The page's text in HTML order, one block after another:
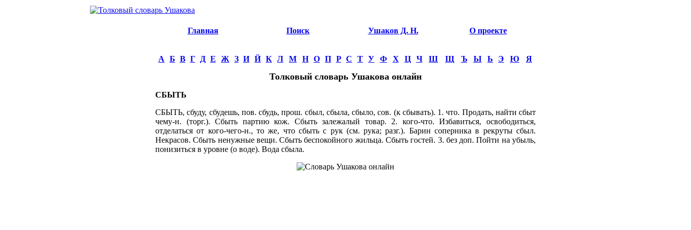
Главная Поиск Ушаков Д. Н. О проекте
А Б В Г Д Е Ж З И Й К Л М Н О П Р С Т У Ф Х Ц Ч Ш Щ Ъ Ы Ь Э Ю Я
Толковый словарь Ушакова онлайн
СБЫТЬ
СБЫТЬ, сбуду, сбудешь, пов. сбудь, прош. сбыл, сбыла, сбыло, сов. (к сбывать). 1. что. Продать, найти сбыт
чему-н. (торг.). Сбыть партию кож. Сбыть залежалый товар. 2. кого-что. Избавиться, освободиться,
отделаться от кого-чего-н., то же, что сбыть с рук (см. рука; разг.). Барин соперника в рекруты сбыл.
Некрасов. Сбыть ненужные вещи. Сбыть беспокойного жильца. Сбыть гостей. 3. без доп. Пойти на убыль,
понизиться в уровне (о воде). Вода сбыла.